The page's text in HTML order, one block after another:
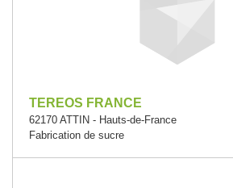
TEREOS FRANCE
62170 ATTIN - Hauts-de-France
Fabrication de sucre